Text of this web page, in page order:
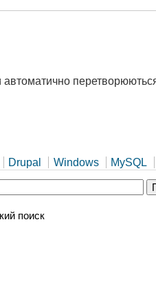
автоматично
Drupal Windows MySQL
поиск